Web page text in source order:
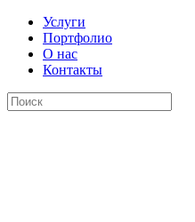
Услуги
Портфолио
О нас
Контакты